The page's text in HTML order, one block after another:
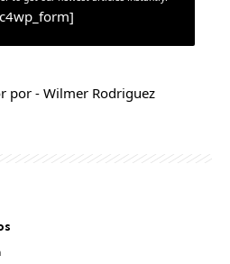
por - Wilmer Rodriguez